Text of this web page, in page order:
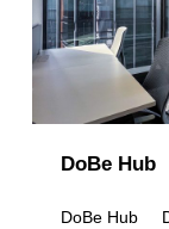
設
施
DoBe Hub
DoBe Hub